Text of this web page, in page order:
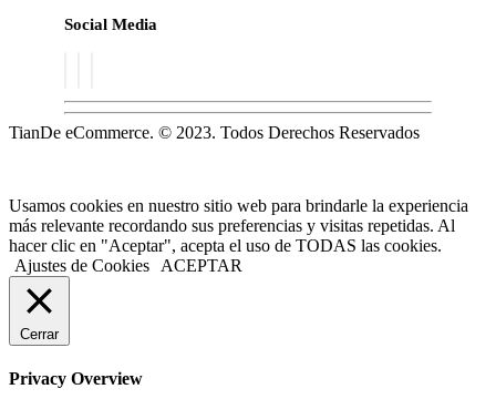
Social Media
TianDe eCommerce. © 2023. Todos Derechos Reservados
Usamos cookies en nuestro sitio web para brindarle la experiencia
más relevante recordando sus preferencias y visitas repetidas. Al
hacer clic en "Aceptar", acepta el uso de TODAS las cookies.
Ajustes de Cookies
ACEPTAR
Cerrar
Privacy Overview